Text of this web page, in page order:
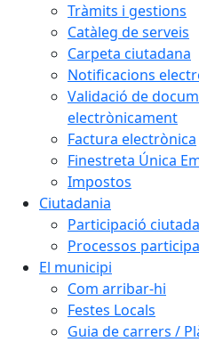
Tràmits i gestions
Catàleg de serveis
Carpeta ciutadana
Notificacions
Validació de
electrònicament
Factura electrònica
Finestreta Única
Impostos
Ciutadania
Participació
Processos
El municipi
Com arribar-hi
Festes Locals
Guia de carrers /